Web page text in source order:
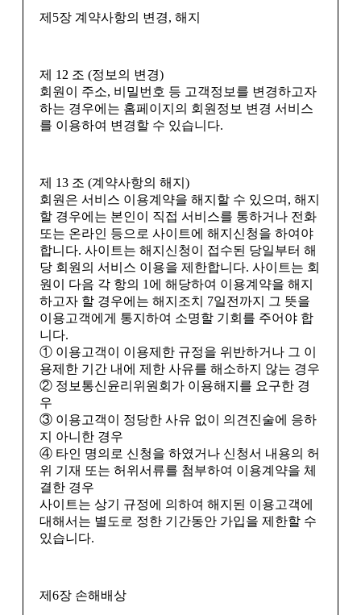
제5장 계약사항의 변경, 해지
제 12 조 (정보의 변경)
회원이 주소, 비밀번호 등 고객정보를 변경하고자
하는 경우에는 홈페이지의 회원정보 변경 서비스
를 이용하여 변경할 수 있습니다.
제 13 조 (계약사항의 해지)
회원은 서비스 이용계약을 해지할 수 있으며, 해지
할 경우에는 본인이 직접 서비스를 통하거나 전화
또는 온라인 등으로 사이트에 해지신청을 하여야
합니다. 사이트는 해지신청이 접수된 당일부터 해
당 회원의 서비스 이용을 제한합니다. 사이트는 회
원이 다음 각 항의 1에 해당하여 이용계약을 해지
하고자 할 경우에는 해지조치 7일전까지 그 뜻을
이용고객에게 통지하여 소명할 기회를 주어야 합
니다.
① 이용고객이 이용제한 규정을 위반하거나 그 이
용제한 기간 내에 제한 사유를 해소하지 않는 경우
② 정보통신윤리위원회가 이용해지를 요구한 경
우
③ 이용고객이 정당한 사유 없이 의견진술에 응하
지 아니한 경우
④ 타인 명의로 신청을 하였거나 신청서 내용의 허
위 기재 또는 허위서류를 첨부하여 이용계약을 체
결한 경우
사이트는 상기 규정에 의하여 해지된 이용고객에
대해서는 별도로 정한 기간동안 가입을 제한할 수
있습니다.
제6장 손해배상